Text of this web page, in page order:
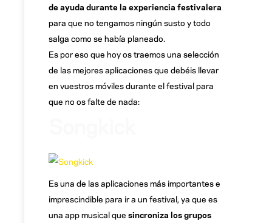
de ayuda durante la experiencia festivalera
para que no tengamos ningún susto y todo
salga como se había planeado.
Es por eso que hoy os traemos una selección
de las mejores aplicaciones que debéis llevar
en vuestros móviles durante el festival para
que no os falte de nada:
Es una de las aplicaciones más importantes e
imprescindible para ir a un festival, ya que es
una app musical que sincroniza los grupos